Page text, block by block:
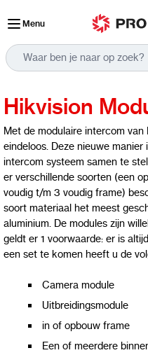
Menu
Hikvision
Met de modulaire intercom van
eindeloos. Deze nieuwe
intercom systeem samen te
er verschillende soorten (een
voudig t/m 3 voudig frame)
soort materiaal het meest
aluminium. De modules zijn
geldt er 1 voorwaarde: er is
een set te komen heeft u de
Camera module
Uitbreidingsmodule
in of opbouw frame
Een of meerdere